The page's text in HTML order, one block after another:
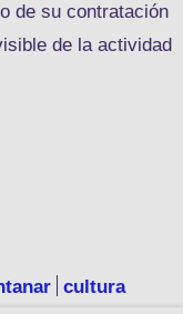
de su contratación
de la actividad
cultura